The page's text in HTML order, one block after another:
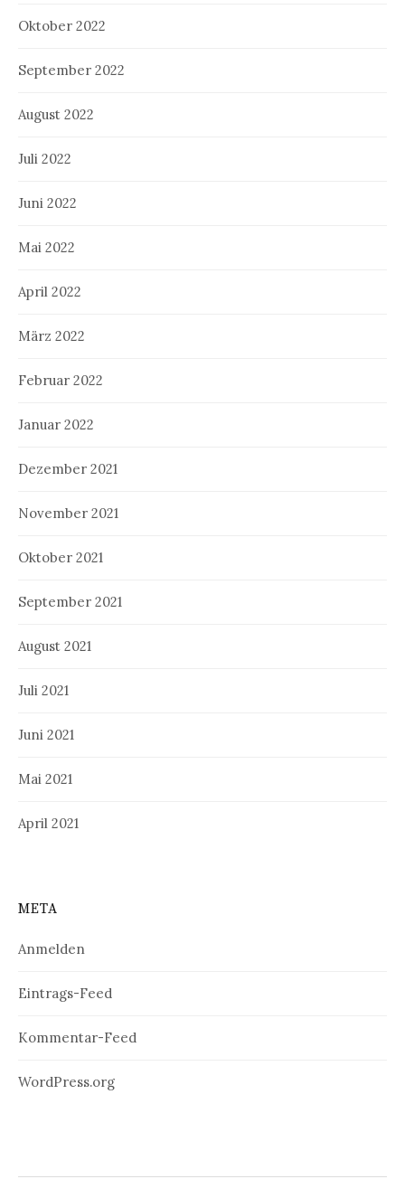
Oktober 2022
September 2022
August 2022
Juli 2022
Juni 2022
Mai 2022
April 2022
März 2022
Februar 2022
Januar 2022
Dezember 2021
November 2021
Oktober 2021
September 2021
August 2021
Juli 2021
Juni 2021
Mai 2021
April 2021
META
Anmelden
Eintrags-Feed
Kommentar-Feed
WordPress.org